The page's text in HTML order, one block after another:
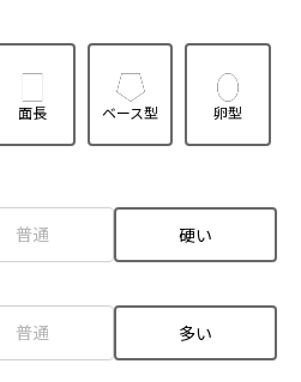
面長 ベース型 卵型
普通 硬い
普通 多い